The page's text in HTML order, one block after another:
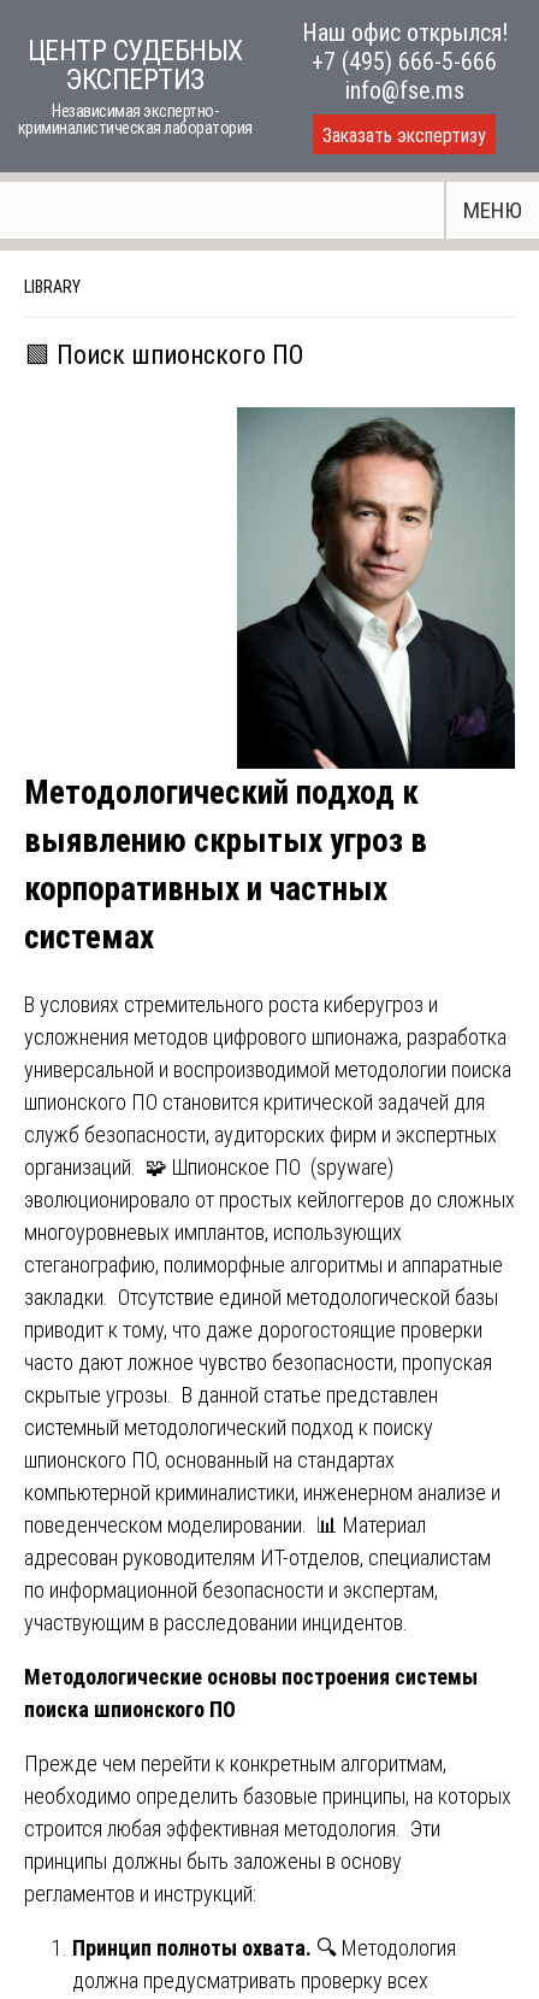
ЦЕНТР СУДЕБНЫХ
ЭКСПЕРТИЗ
Независимая экспертно-
криминалистическая лаборатория
Наш офис открылся!
+7 (495) 666-5-666
info@fse.ms
Заказать экспертизу
МЕНЮ
LIBRARY
🟩 Поиск шпионского ПО
Методологический подход к
выявлению скрытых угроз в
корпоративных и частных
системах
В условиях стремительного роста киберугроз и
усложнения методов цифрового шпионажа, разработка
универсальной и воспроизводимой методологии поиска
шпионского ПО становится критической задачей для
служб безопасности, аудиторских фирм и экспертных
организаций. 🧩 Шпионское ПО (spyware)
эволюционировало от простых кейлоггеров до сложных
многоуровневых имплантов, использующих
стеганографию, полиморфные алгоритмы и аппаратные
закладки. Отсутствие единой методологической базы
приводит к тому, что даже дорогостоящие проверки
часто дают ложное чувство безопасности, пропуская
скрытые угрозы. В данной статье представлен
системный методологический подход к поиску
шпионского ПО, основанный на стандартах
компьютерной криминалистики, инженерном анализе и
поведенческом моделировании. 📊 Материал
адресован руководителям ИТ-отделов, специалистам
по информационной безопасности и экспертам,
участвующим в расследовании инцидентов.
Методологические основы построения системы
поиска шпионского ПО
Прежде чем перейти к конкретным алгоритмам,
необходимо определить базовые принципы, на которых
строится любая эффективная методология. Эти
принципы должны быть заложены в основу
регламентов и инструкций:
Принцип полноты охвата. 🔍 Методология
должна предусматривать проверку всех